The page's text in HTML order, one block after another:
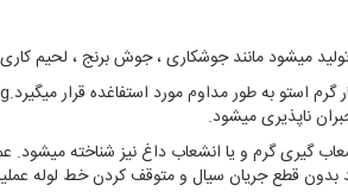
ناپذیری میشود.
گیری گرم و یا انشعاب داغ نیز شناخته
بدون قطع جریان سیال و متوقف کردن خط لوله